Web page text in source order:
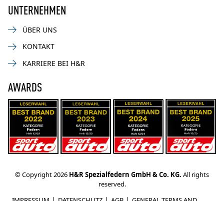
UNTERNEHMEN
ÜBER UNS
KONTAKT
KARRIERE BEI H&R
AWARDS
© Copyright 2026 H&R Spezialfedern GmbH & Co. KG. All rights
reserved.